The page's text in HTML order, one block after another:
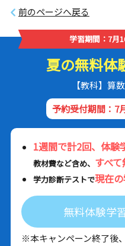
前のページへ戻る
学習期間：7月
夏の無料体
【教科】算
予約受付期間：7
1週間で計2回、体験
教材費など含め、 すべ
学力診断テストで現在
無料体験学
※本キャンペーン終了後、